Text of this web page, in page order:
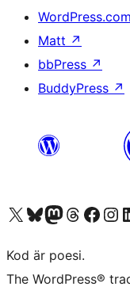
WordPress.com
Matt ↗
bbPress ↗
BuddyPress ↗
Besök vår X-konto (f.d. Twitter)
Besök vårt Bluesky-konto
Besök vårt Mastodon-konto
Besök vårt Thread-konto
Besök vår Facebook-sida
Besök vårt
Kod är poesi.
The WordPress®